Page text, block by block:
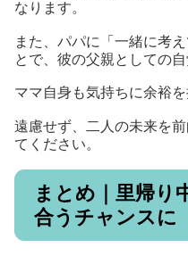
なります。
また、パパに「一緒に考
とで、彼の父親としての
ママ自身も気持ちに余裕
遠慮せず、二人の未来を
てください。
まとめ｜里帰り
合うチャンスに